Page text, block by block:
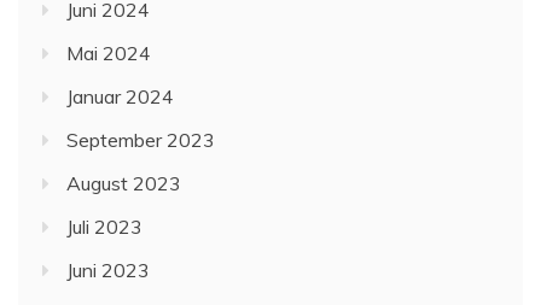
Juni 2024
Mai 2024
Januar 2024
September 2023
August 2023
Juli 2023
Juni 2023